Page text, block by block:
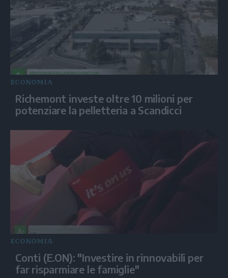
ECONOMIA
Richemont investe oltre 10 milioni per
potenziare la pelletteria a Scandicci
ECONOMIA
Conti (E.ON): "Investire in rinnovabili per
far risparmiare le famiglie"